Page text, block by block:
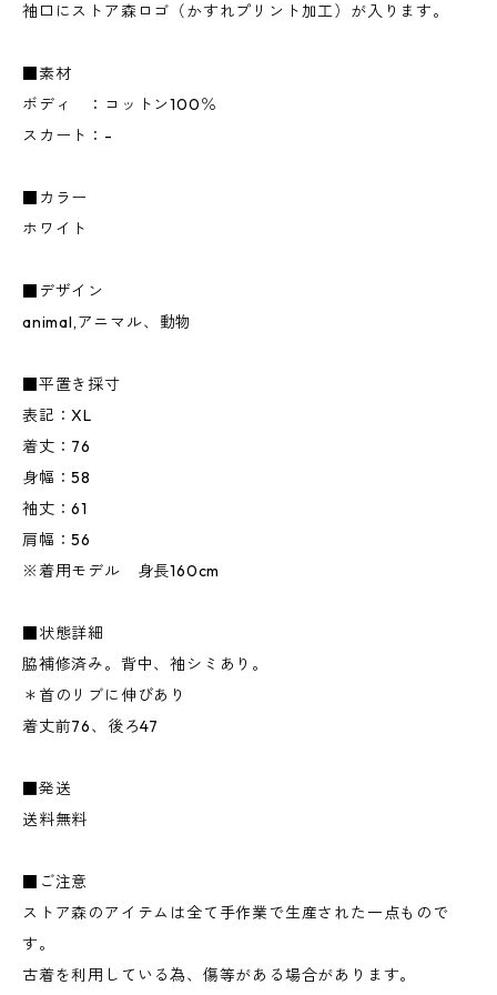
袖口にストア森ロゴ（かすれプリント加工）が入ります。
■素材
ボディ ：コットン100％
スカート：-
■カラー
ホワイト
■デザイン
animal,アニマル、動物
■平置き採寸
表記：XL
着丈：76
身幅：58
袖丈：61
肩幅：56
※着用モデル 身長160cm
■状態詳細
脇補修済み。背中、袖シミあり。
＊首のリブに伸びあり
着丈前76、後ろ47
■発送
送料無料
■ご注意
ストア森のアイテムは全て手作業で生産された一点もので
す。
古着を利用している為、傷等がある場合があります。